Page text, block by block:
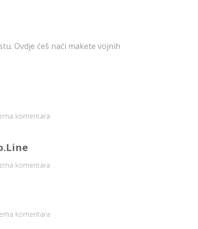
Ovdje ćeš naći makete vojnih
komentara
komentara
komentara